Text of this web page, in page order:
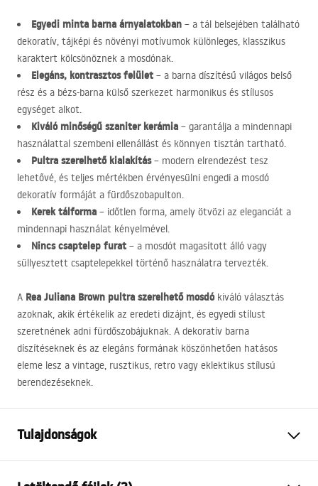
Egyedi minta barna árnyalatokban – a tál belsejében található
dekoratív, tájképi és növényi motívumok különleges, klasszikus
karaktert kölcsönöznek a mosdónak.
Elegáns, kontrasztos felület – a barna díszítésű világos belső
rész és a bézs-barna külső szerkezet harmonikus és stílusos
egységet alkot.
Kiváló minőségű szaniter kerámia – garantálja a mindennapi
használattal szembeni ellenállást és könnyen tisztán tartható.
Pultra szerelhető kialakítás– modern elrendezést tesz
lehetővé, és teljes mértékben érvényesülni engedi a mosdó
dekoratív formáját a fürdőszobapulton.
Kerek tálforma – időtlen forma, amely ötvözi az eleganciát a
mindennapi használat kényelmével.
Nincs csaptelep furat – a mosdót magasított álló vagy
süllyesztett csaptelepekkel történő használatra tervezték.
A Rea Juliana Brown pultra szerelhető mosdókiváló választás
azoknak, akik értékelik az eredeti dizájnt, és egyedi stílust
szeretnének adni fürdőszobájuknak. A dekoratív barna
díszítéseknek és az elegáns formának köszönhetően hatásos
eleme lesz a vintage, rusztikus, retro vagy eklektikus stílusú
berendezéseknek.
Tulajdonságok